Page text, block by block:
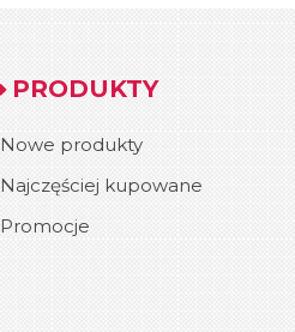
PRODUKTY
Nowe produkty
Najczęściej kupowane
Promocje